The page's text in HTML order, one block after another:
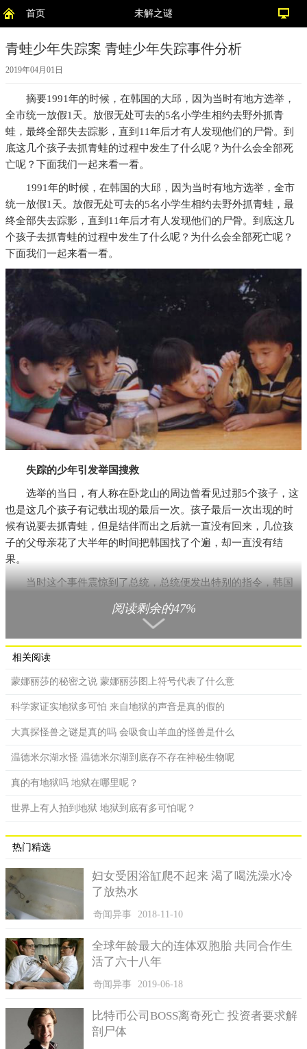
首页 未解之谜
青蛙少年失踪案 青蛙少年失踪事件分析
2019年04月01日
摘要1991年的时候，在韩国的大邱，因为当时有地方选举，
全市统一放假1天。放假无处可去的5名小学生相约去野外抓青
蛙，最终全部失去踪影，直到11年后才有人发现他们的尸骨。到
底这几个孩子去抓青蛙的过程中发生了什么呢？为什么会全部死
亡呢？下面我们一起来看一看。
1991年的时候，在韩国的大邱，因为当时有地方选举，全市
统一放假1天。放假无处可去的5名小学生相约去野外抓青蛙，最
终全部失去踪影，直到11年后才有人发现他们的尸骨。到底这几
个孩子去抓青蛙的过程中发生了什么呢？为什么会全部死亡呢？
下面我们一起来看一看。
失踪的少年引发举国搜救
选举的当日，有人称在卧龙山的周边曾看见过那5个孩子，这
也是这几个孩子有记载出现的最后一次。孩子最后一次出现的时
候有说要去抓青蛙，但是结伴而出之后就一直没有回来，几位孩
子的父母亲花了大半年的时间把韩国找了个遍，却一直没有结
果。
当时这个事件震惊到了总统，总统便发出特别的指令，韩国
各个角落调查此事。一些有爱心的大企业也在自己的产品包装盒
上印了相关的事件以便让更多人的帮忙找寻失踪的孩子，同时还
发布了高额的赏金。但那时正值秋季，落叶纷飞，把地面都覆盖
住了，最后搜查一直没有进展。
少年尸骸的发现
2002年9月的时候，有人报案称，在卧龙山旁边发现了5具少
年的尸骸，但却因过去太长时间，根本没有线索导致无法侦破案
诉讼期过了，暂停案件的追查。
在发现尸骨的时候，专案组们和死者们的家属便开始了挖掘
工作，一天时间内便找出了5名失踪上年的尸骨和5双鞋子。然而
子弹却又不一样。
阅读剩余的47%
相关阅读
蒙娜丽莎的秘密之说 蒙娜丽莎图上符号代表了什么意
科学家证实地狱多可怕 来自地狱的声音是真的假的
大真探怪兽之谜是真的吗 会吸食山羊血的怪兽是什么
温德米尔湖水怪 温德米尔湖到底存不存在神秘生物呢
真的有地狱吗 地狱在哪里呢？
世界上有人拍到地狱 地狱到底有多可怕呢？
热门精选
妇女受困浴缸爬不起来 渴了喝洗澡水冷
了放热水
奇闻异事 2018-11-10
全球年龄最大的连体双胞胎 共同合作生
活了六十八年
奇闻异事 2019-06-18
比特币公司BOSS离奇死亡 投资者要求解
剖尸体